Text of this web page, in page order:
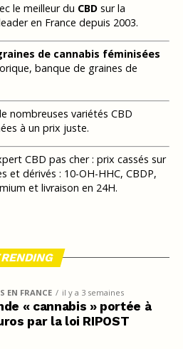
le meilleur du CBDsur la
en France depuis 2003.
de cannabis féminisées
banque de graines de
nombreuses variétés CBD
à un prix juste.
CBD pas cher : prix cassés sur
et dérivés : 10-OH-HHC, CBDP,
et livraison en 24H.
EN FRANCE il y a 3 semaines
« cannabis » portée à
par la loi RIPOST